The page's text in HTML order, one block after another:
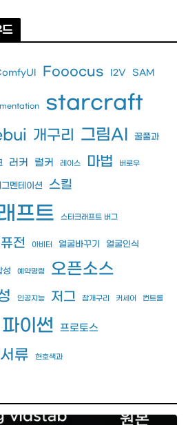
Fooocus I2V SAM
starcraft
개구리 그림AI 꿀풀과
러커 럴커 레이스 마법 버로우
멘테이션 스킬
프트 스타크래프트 버그
전 아비터 얼굴바꾸기 얼굴인식
성 예약명령 오픈소스
인공지능 저그 참개구리 커세어 컨트롤
파이썬 프로토스
류 현호색과